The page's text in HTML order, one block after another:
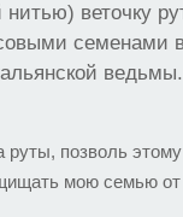
веточку
семенами
руты, позволь
мою семью от